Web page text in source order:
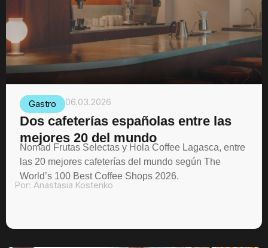
Gastro 06.03.2026
Dos cafeterías españolas entre las
mejores 20 del mundo
Nomad Frutas Selectas y Hola Coffee Lagasca, entre
las 20 mejores cafeterías del mundo según The
World’s 100 Best Coffee Shops 2026.
Por: Anastasia Kostenko